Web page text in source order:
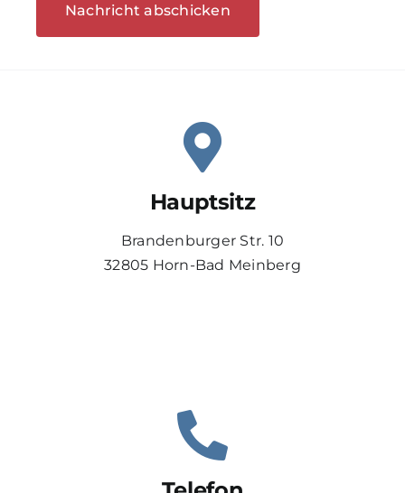
Nachricht abschicken
Hauptsitz
Brandenburger Str. 10
32805 Horn-Bad Meinberg